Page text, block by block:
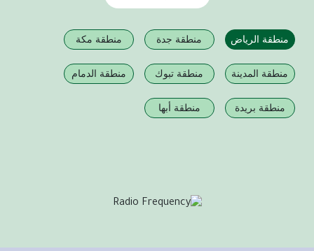
منطقة الرياض منطقة جدة منطقة مكة
منطقة المدينة منطقة تبوك منطقة الدمام
منطقة بريدة منطقة أبها